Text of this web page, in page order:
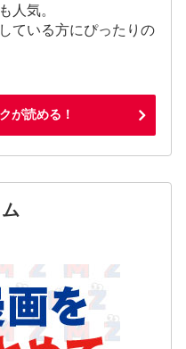
人気。
ている方にぴったりの
が読める！